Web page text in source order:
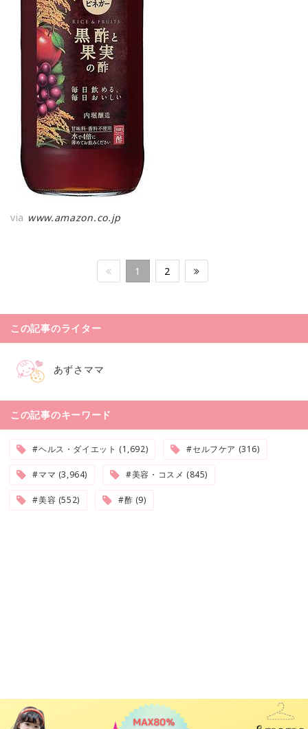
via www.amazon.co.jp
1 2
この記事のライター
あずさママ
この記事のキーワード
#ヘルス・ダイエット (1,692) #セルフケア (316)
#ママ (3,964) #美容・コスメ (845)
#美容 (552) #酢 (9)